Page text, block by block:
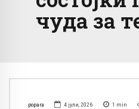
чуда за
popara 4 јули, 2026 1 min